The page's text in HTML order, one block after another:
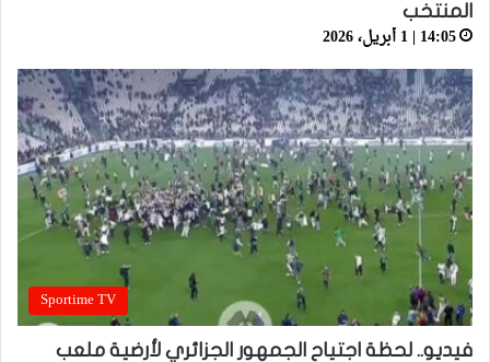
المنتخب
14:05 | 1 أبريل، 2026
Sportime TV
فيديو.. لحظة اجتياح الجمهور الجزائري لأرضية ملعب